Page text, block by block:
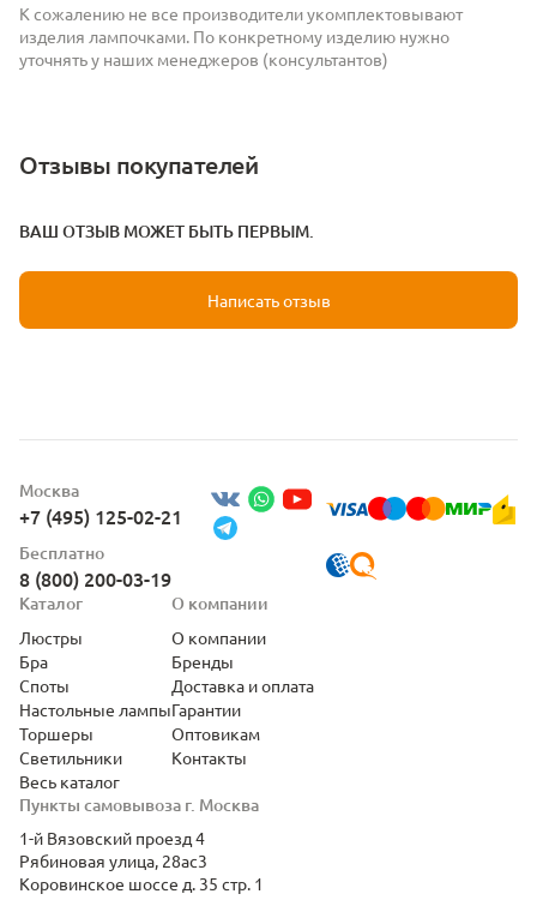
К сожалению не все производители укомплектовывают
изделия лампочками. По конкретному изделию нужно
уточнять у наших менеджеров (консультантов)
Отзывы покупателей
ВАШ ОТЗЫВ МОЖЕТ БЫТЬ ПЕРВЫМ.
Написать отзыв
Москва
+7 (495) 125-02-21
Бесплатно
8 (800) 200-03-19
Пункты самовывоза г. Москва
1-й Вязовский проезд 4
Рябиновая улица, 28ас3
Коровинское шоссе д. 35 стр. 1
Каталог
Люстры
Бра
Споты
Настольные лампы
Торшеры
Светильники
Весь каталог
О компании
О компании
Бренды
Доставка и оплата
Гарантии
Оптовикам
Контакты